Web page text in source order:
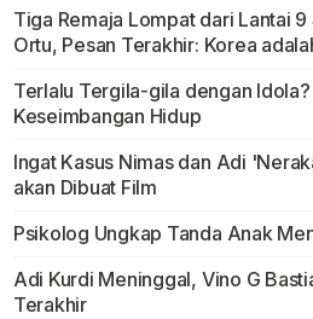
Tiga Remaja Lompat dari Lantai
Ortu, Pesan Terakhir: Korea
Terlalu Tergila-gila dengan
Keseimbangan Hidup
Ingat Kasus Nimas dan Adi
akan Dibuat Film
Psikolog Ungkap Tanda Anak
Adi Kurdi Meninggal, Vino G
Terakhir